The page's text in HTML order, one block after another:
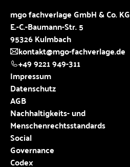
mgo fachverlage GmbH & Co. KG
E.-C.-Baumann-Str. 5
95326 Kulmbach
kontakt@mgo-fachverlage.de
+49 9221 949-311
Impressum
Datenschutz
AGB
Nachhaltigkeits- und
Menschenrechtsstandards
Social
Governance
Codex